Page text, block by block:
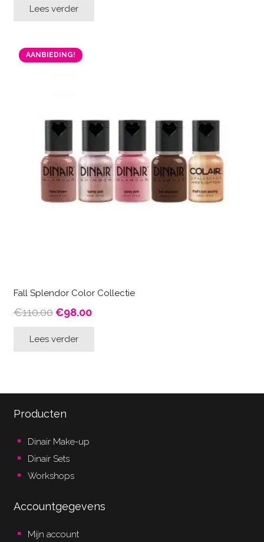
was:
Lees verder
AANBIEDING!
Fall Splendor Color Collectie
€110.00 Oorspronkelijke
was:
€98.00Huidige
Lees verder
Producten
Dinair Make-up
Dinair Sets
Workshops
Accountgegevens
Mijn account